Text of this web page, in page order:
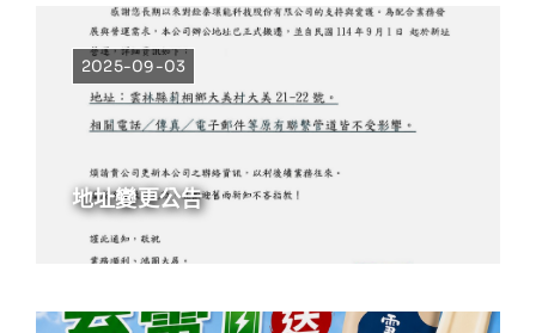
2025-09-03
地址變更公告